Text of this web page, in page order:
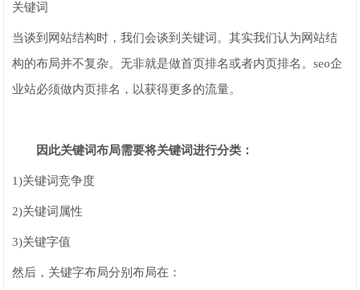
关键词
当谈到网站结构时，我们会谈到关键词。其实我们认为网站结
构的布局并不复杂。无非就是做首页排名或者内页排名。seo企
业站必须做内页排名，以获得更多的流量。
因此关键词布局需要将关键词进行分类：
1)关键词竞争度
2)关键词属性
3)关键字值
然后，关键字布局分别布局在：